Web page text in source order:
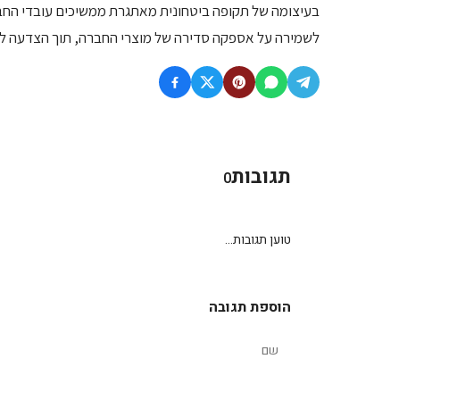
בעיצומה של תקופה ביטחונית מאתגרת ממשיכים עובדי
לשמירה על אספקה סדירה של מוצרי החברה, תוך הצדעה
תגובות0
טוען תגובות...
הוספת תגובה